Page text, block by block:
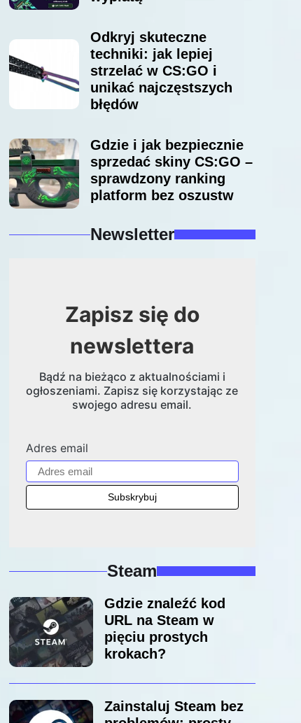
Odkryj skuteczne
techniki: jak lepiej
strzelać w CS:GO i
unikać najczęstszych
błędów
Gdzie i jak bezpiecznie
sprzedać skiny CS:GO –
sprawdzony ranking
platform bez oszustw
Newsletter
Zapisz się do
newslettera
Bądź na bieżąco z aktualnościami i
ogłoszeniami. Zapisz się korzystając ze
swojego adresu email.
Adres email
Steam
Gdzie znaleźć kod
URL na Steam w
pięciu prostych
krokach?
Zainstaluj Steam bez